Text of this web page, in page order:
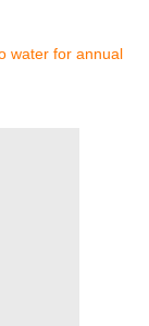
water for annual